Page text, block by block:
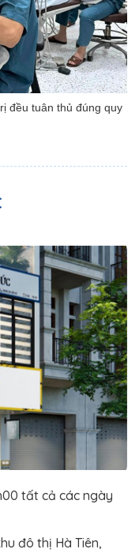
đều tuân thủ đúng quy
tất cả các ngày
đô thị Hà Tiên,